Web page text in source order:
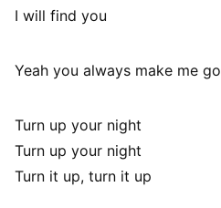
I will find you
Yeah you always make me go
Turn up your night
Turn up your night
Turn it up, turn it up